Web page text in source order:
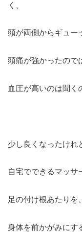
く、
頭が両側からギュー
頭痛が強かったので
血圧が高いのは聞く
少し良くなったけれ
自宅でできるマッサ
足の付け根あたりを
身体を前かがみにす